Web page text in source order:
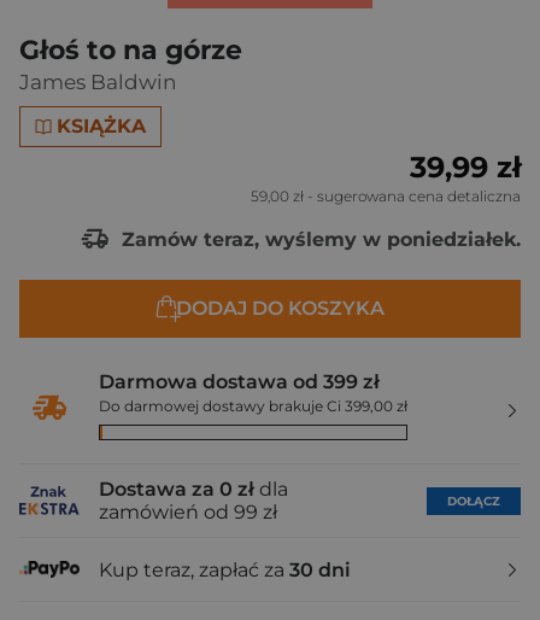
Głoś to na górze
James Baldwin
KSIĄŻKA
39,99 zł
59,00 zł - sugerowana cena detaliczna
Zamów teraz, wyślemy w poniedziałek.
DODAJ DO KOSZYKA
Darmowa dostawa od 399 zł
Do darmowej dostawy brakuje Ci 399,00 zł
Dostawa za 0 zł dla
zamówień od 99 zł
DOŁĄCZ
Kup teraz, zapłać za 30 dni